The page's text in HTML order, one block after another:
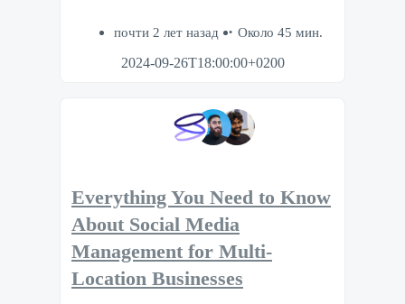
почти 2 лет назад
Около 45 мин.
2024-09-26T18:00:00+0200
Everything You Need to Know
About Social Media
Management for Multi-
Location Businesses